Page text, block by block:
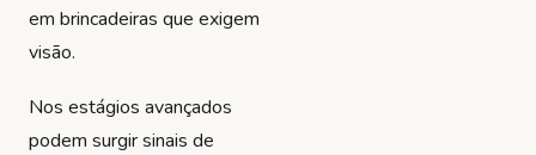
em brincadeiras que exigem
visão.
Nos estágios avançados
podem surgir sinais de